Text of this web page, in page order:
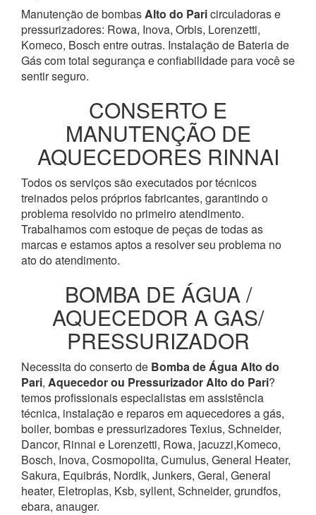
Manutenção de bombasAlto do Paricirculadoras e
pressurizadores: Rowa, Inova, Orbis, Lorenzetti,
Komeco, Bosch entre outras. Instalação de Bateria de
Gás com total segurança e confiabilidade para você se
sentir seguro.
CONSERTO E
MANUTENÇÃO DE
AQUECEDORES RINNAI
Todos os serviços são executados por técnicos
treinados pelos próprios fabricantes, garantindo o
problema resolvido no primeiro atendimento.
Trabalhamos com estoque de peças de todas as
marcas e estamos aptos a resolver seu problema no
ato do atendimento.
BOMBA DE ÁGUA /
AQUECEDOR A GAS/
PRESSURIZADOR
Necessita do conserto de Bomba de ÁguaAlto do
Pari, Aquecedor ou PressurizadorAlto do Pari?
temos profissionais especialistas em assistência
técnica, instalação e reparos em aquecedores a gás,
boiler, bombas e pressurizadores Texius, Schneider,
Dancor, Rinnai e Lorenzetti, Rowa, jacuzzi,Komeco,
Bosch, Inova, Cosmopolita, Cumulus, General Heater,
Sakura, Equibrás, Nordik, Junkers, Geral, General
heater, Eletroplas, Ksb, syllent, Schneider, grundfos,
ebara, anauger.